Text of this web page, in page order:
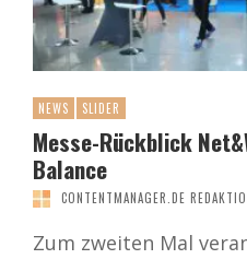
NEWS SLIDER
Messe-Rückblick
Balance
CONTENTMANAGER.DE
Zum zweiten Mal